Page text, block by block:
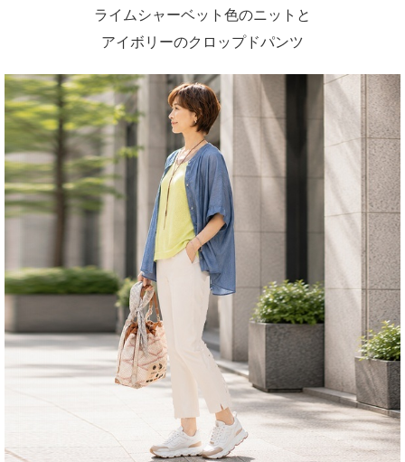
ライムシャーベット色のニットと
アイボリーのクロップドパンツ